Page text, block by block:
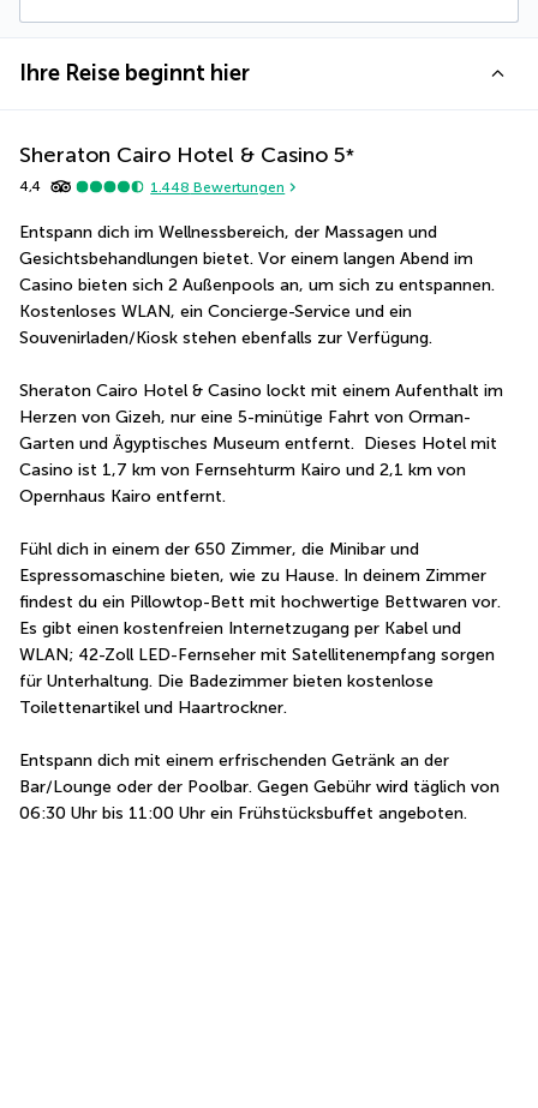
Ihre Reise beginnt hier
Sheraton Cairo Hotel & Casino 5*
4,4 1.448 Bewertungen
Entspann dich im Wellnessbereich, der Massagen und
Gesichtsbehandlungen bietet. Vor einem langen Abend im
Casino bieten sich 2 Außenpools an, um sich zu entspannen.
Kostenloses WLAN, ein Concierge-Service und ein
Souvenirladen/Kiosk stehen ebenfalls zur Verfügung.
Sheraton Cairo Hotel & Casino lockt mit einem Aufenthalt im
Herzen von Gizeh, nur eine 5-minütige Fahrt von Orman-
Garten und Ägyptisches Museum entfernt.  Dieses Hotel mit
Casino ist 1,7 km von Fernsehturm Kairo und 2,1 km von
Opernhaus Kairo entfernt.
Fühl dich in einem der 650 Zimmer, die Minibar und
Espressomaschine bieten, wie zu Hause. In deinem Zimmer
findest du ein Pillowtop-Bett mit hochwertige Bettwaren vor.
Es gibt einen kostenfreien Internetzugang per Kabel und
WLAN; 42-Zoll LED-Fernseher mit Satellitenempfang sorgen
für Unterhaltung. Die Badezimmer bieten kostenlose
Toilettenartikel und Haartrockner.
Entspann dich mit einem erfrischenden Getränk an der
Bar/Lounge oder der Poolbar. Gegen Gebühr wird täglich von
06:30 Uhr bis 11:00 Uhr ein Frühstücksbuffet angeboten.